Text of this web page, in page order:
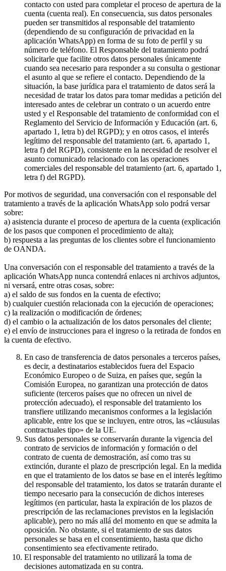
contacto con usted para completar el proceso de apertura de la
cuenta (cuenta real). En consecuencia, sus datos personales
pueden ser transmitidos al responsable del tratamiento
(dependiendo de su configuración de privacidad en la
aplicación WhatsApp) en forma de su foto de perfil y su
número de teléfono. El Responsable del tratamiento podrá
solicitarle que facilite otros datos personales únicamente
cuando sea necesario para responder a su consulta o gestionar
el asunto al que se refiere el contacto. Dependiendo de la
situación, la base jurídica para el tratamiento de datos será la
necesidad de tratar los datos para tomar medidas a petición del
interesado antes de celebrar un contrato o un acuerdo entre
usted y el Responsable del tratamiento de conformidad con el
Reglamento del Servicio de Información y Educación (art. 6,
apartado 1, letra b) del RGPD); y en otros casos, el interés
legítimo del responsable del tratamiento (art. 6, apartado 1,
letra f) del RGPD), consistente en la necesidad de resolver el
asunto comunicado relacionado con las operaciones
comerciales del responsable del tratamiento (art. 6, apartado 1,
letra f) del RGPD).
Por motivos de seguridad, una conversación con el responsable del
tratamiento a través de la aplicación WhatsApp solo podrá versar
sobre:
a) asistencia durante el proceso de apertura de la cuenta (explicación
de los pasos que componen el procedimiento de alta);
b) respuesta a las preguntas de los clientes sobre el funcionamiento
de OANDA.
Una conversación con el responsable del tratamiento a través de la
aplicación WhatsApp nunca contendrá enlaces ni archivos adjuntos,
ni versará, entre otras cosas, sobre:
a) el saldo de sus fondos en la cuenta de efectivo;
b) cualquier cuestión relacionada con la ejecución de operaciones;
c) la realización o modificación de órdenes;
d) el cambio o la actualización de los datos personales del cliente;
e) el envío de instrucciones para el ingreso o la retirada de fondos en
la cuenta de efectivo.
En caso de transferencia de datos personales a terceros países,
es decir, a destinatarios establecidos fuera del Espacio
Económico Europeo o de Suiza, en países que, según la
Comisión Europea, no garantizan una protección de datos
suficiente (terceros países que no ofrecen un nivel de
protección adecuado), el responsable del tratamiento los
transfiere utilizando mecanismos conformes a la legislación
aplicable, entre los que se incluyen, entre otros, las «cláusulas
contractuales tipo» de la UE.
Sus datos personales se conservarán durante la vigencia del
contrato de servicios de información y formación o del
contrato de cuenta de demostración, así como tras su
extinción, durante el plazo de prescripción legal. En la medida
en que el tratamiento de los datos se base en el interés legítimo
del responsable del tratamiento, los datos se tratarán durante el
tiempo necesario para la consecución de dichos intereses
legítimos (en particular, hasta la expiración de los plazos de
prescripción de las reclamaciones previstos en la legislación
aplicable), pero no más allá del momento en que se admita la
oposición. No obstante, si el tratamiento de sus datos
personales se basa en el consentimiento, hasta que dicho
consentimiento sea efectivamente retirado.
El responsable del tratamiento no utilizará la toma de
decisiones automatizada en su contra.